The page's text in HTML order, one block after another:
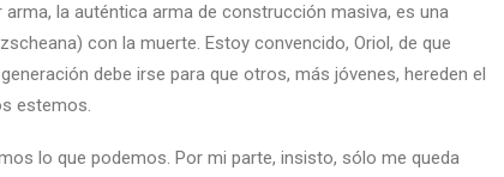
arma, la auténtica arma de construcción masiva, es una
con la muerte. Estoy convencido, Oriol, de que
debe irse para que otros, más jóvenes, hereden el
estemos.
lo que podemos. Por mi parte, insisto, sólo me queda